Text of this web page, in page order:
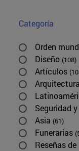
Categoría
Orden
Diseño (108)
Artículos
Arquitectura
Seguridad
Asia (61)
Funerarias
Reseñas